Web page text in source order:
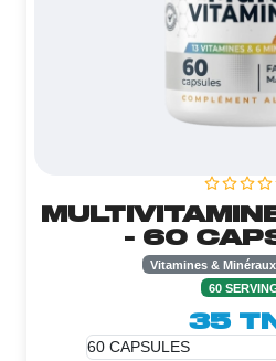
- 60
Vitamines & Minéraux
60
35